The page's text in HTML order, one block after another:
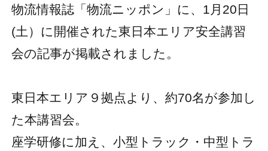
物流情報誌「物流ニッポン」に、1月20日
(土）に開催された東日本エリア安全講習
会の記事が掲載されました。
東日本エリア９拠点より、約70名が参加し
た本講習会。
座学研修に加え、小型トラック・中型トラ